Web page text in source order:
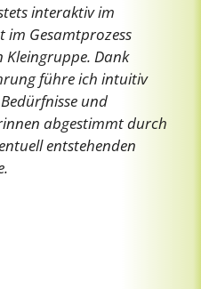
interaktiv im
im Gesamtprozess
Dank
führe ich intuitiv
und
abgestimmt durch
entstehenden